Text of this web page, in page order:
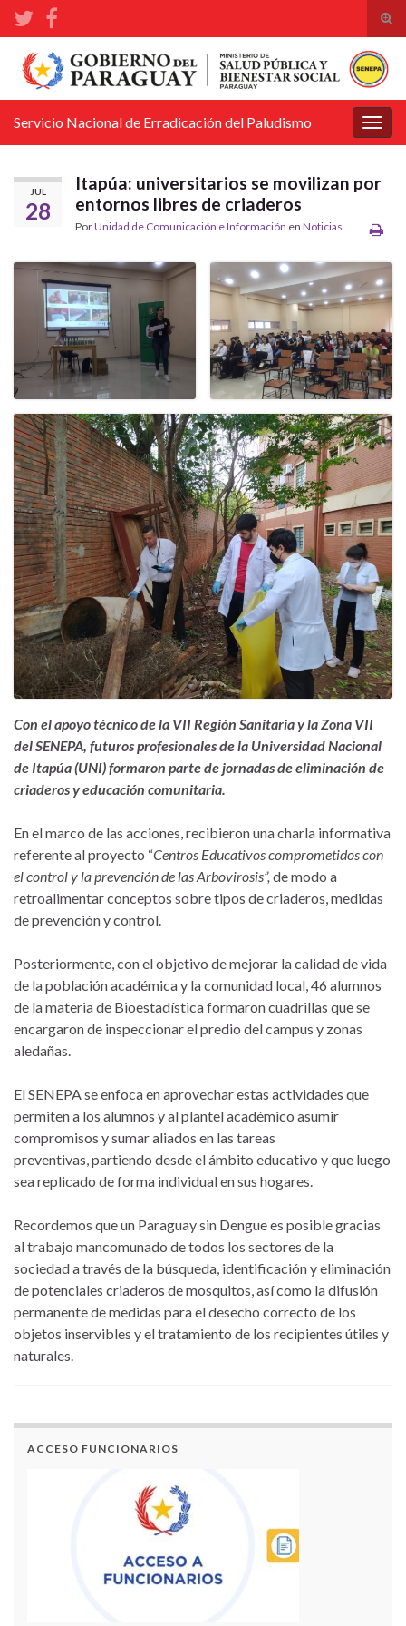
el
de
Search for:
la
Servicio Nacional de Erradicación del Paludismo
JUL
28
Itapúa: universitarios se movilizan por
entornos libres de criaderos
PorUnidad de Comunicación e Información en Noticias
Con el apoyo técnico de la VII Región Sanitaria yla Zona VII
delSENEPA, futuros profesionales de la Universidad Nacional
de Itapúa(UNI) formaron parte de jornadas de eliminación de
criaderos y educación comunitaria.
En el marco de las acciones, recibieron una charla informativa
referente al proyecto “Centros Educativos comprometidos con
el control y la prevención de las Arbovirosis”, de modo a
retroalimentar conceptos sobre tipos de criaderos, medidas
de prevención y control.
Posteriormente, con el objetivo de mejorar la calidad de vida
de la población académica y la comunidad local, 46 alumnos
de la materia de Bioestadística formaron cuadrillas que se
encargaron de inspeccionar el predio del campus y zonas
aledañas.
El SENEPA se enfoca en aprovechar estas actividades que
permiten a los alumnos y al plantel académico asumir
compromisos y sumar aliados en las tareas
preventivas, partiendo desde el ámbito educativo y que luego
sea replicado de forma individual en sus hogares.
Recordemos que un Paraguay sin Dengue es posible gracias
al trabajo mancomunado de todos los sectores de la
sociedad a través de la búsqueda, identificación y eliminación
de potenciales criaderos de mosquitos, así como la difusión
permanente de medidas para el desecho correcto de los
objetos inservibles y el tratamiento de los recipientes útiles y
naturales.
ACCESO FUNCIONARIOS